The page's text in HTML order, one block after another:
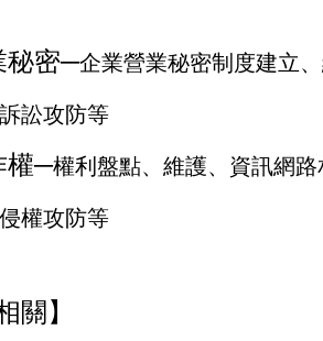
秘密─企業營業秘密制度建立
訟攻防等
權─權利盤點、維護、資訊網
權攻防等
關】